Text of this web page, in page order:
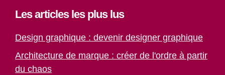
Les articles les plus lus
Design graphique : devenir designer graphique
Architecture de marque : créer de l'ordre à partir
du chaos